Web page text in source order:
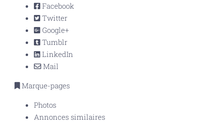
Facebook
Twitter
Google+
Tumblr
LinkedIn
Mail
Marque-pages
Photos
Annonces similaires